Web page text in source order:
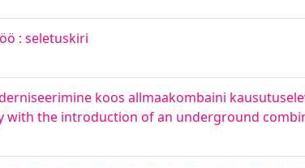
: seletuskiri
koos allmaakombaini
with the introduction of an underground